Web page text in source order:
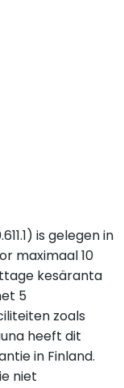
is gelegen in
maximaal 10
kesäranta
5
zoals
heeft dit
in Finland.
niet